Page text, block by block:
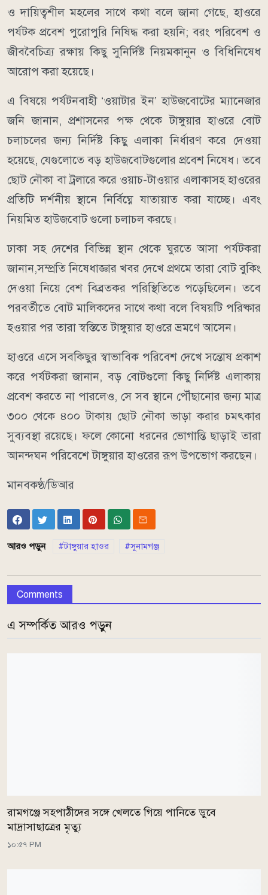
ও দায়িত্বশীল মহলের সাথে কথা বলে জানা গেছে, হাওরে
পর্যটক প্রবেশ পুরোপুরি নিষিদ্ধ করা হয়নি; বরং পরিবেশ ও
জীববৈচিত্র্য রক্ষায় কিছু সুনির্দিষ্ট নিয়মকানুন ও বিধিনিষেধ
আরোপ করা হয়েছে।
​এ বিষয়ে পর্যটনবাহী ‘ওয়াটার ইন’ হাউজবোটের ম্যানেজার
জনি জানান, প্রশাসনের পক্ষ থেকে টাঙ্গুয়ার হাওরে বোট
চলাচলের জন্য নির্দিষ্ট কিছু এলাকা নির্ধারণ করে দেওয়া
হয়েছে, যেগুলোতে বড় হাউজবোটগুলোর প্রবেশ নিষেধ। তবে
ছোট নৌকা বা ট্রলারে করে ওয়াচ-টাওয়ার এলাকাসহ হাওরের
প্রতিটি দর্শনীয় স্থানে নির্বিঘ্নে যাতায়াত করা যাচ্ছে। এবং
নিয়মিত হাউজবোট গুলো চলাচল করছে।
​ঢাকা সহ দেশের বিভিন্ন স্থান থেকে ঘুরতে আসা পর্যটকরা
জানান,সম্প্রতি নিষেধাজ্ঞার খবর দেখে প্রথমে তারা বোট বুকিং
দেওয়া নিয়ে বেশ বিব্রতকর পরিস্থিতিতে পড়েছিলেন। তবে
পরবর্তীতে বোট মালিকদের সাথে কথা বলে বিষয়টি পরিষ্কার
হওয়ার পর তারা স্বস্তিতে টাঙ্গুয়ার হাওরে ভ্রমণে আসেন।
​হাওরে এসে সবকিছুর স্বাভাবিক পরিবেশ দেখে সন্তোষ প্রকাশ
করে পর্যটকরা জানান, বড় বোটগুলো কিছু নির্দিষ্ট এলাকায়
প্রবেশ করতে না পারলেও, সে সব স্থানে পৌঁছানোর জন্য মাত্র
৩০০ থেকে ৪০০ টাকায় ছোট নৌকা ভাড়া করার চমৎকার
সুব্যবস্থা রয়েছে। ফলে কোনো ধরনের ভোগান্তি ছাড়াই তারা
আনন্দঘন পরিবেশে টাঙ্গুয়ার হাওরের রূপ উপভোগ করছেন।
মানবকণ্ঠ/ডিআর
আরও পড়ুন টাঙ্গুয়ার হাওর সুনামগঞ্জ
Comments
এ সম্পর্কিত আরও পড়ুন
রামগঞ্জে সহপাঠীদের সঙ্গে খেলতে গিয়ে পানিতে ডুবে
মাদ্রাসাছাত্রের মৃত্যু
১০:৫৭ PM